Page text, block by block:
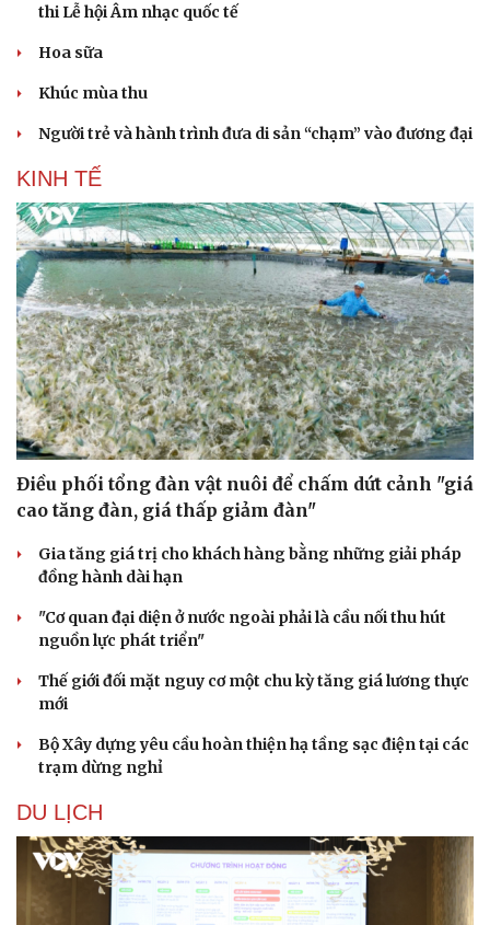
thi Lễ hội Âm nhạc quốc tế
Hoa sữa
Khúc mùa thu
Người trẻ và hành trình đưa di sản “chạm” vào đương đại
KINH TẾ
Điều phối tổng đàn vật nuôi để chấm dứt cảnh "giá
cao tăng đàn, giá thấp giảm đàn"
Gia tăng giá trị cho khách hàng bằng những giải pháp
đồng hành dài hạn
"Cơ quan đại diện ở nước ngoài phải là cầu nối thu hút
nguồn lực phát triển"
Thế giới đối mặt nguy cơ một chu kỳ tăng giá lương thực
mới
Bộ Xây dựng yêu cầu hoàn thiện hạ tầng sạc điện tại các
trạm dừng nghỉ
DU LỊCH